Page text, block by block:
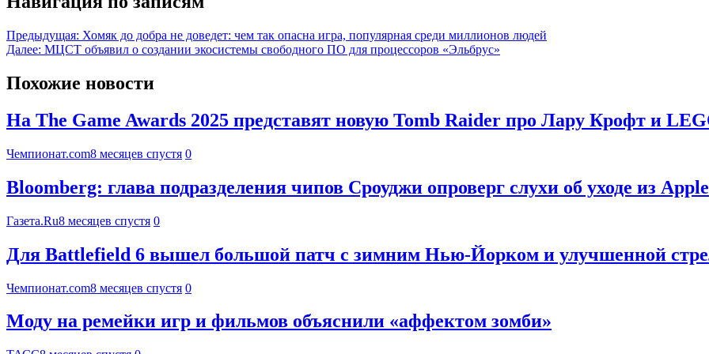
Предыдущая: Хомяк до добра не доведет: чем так опасна игра, популярная среди миллионов людей
Далее: МЦСТ объявил о создании экосистемы свободного ПО для процессоров «Эльбрус»
Похожие новости
На The Game Awards 2025 представят новую Tomb Raider про Лару Крофт и
Чемпионат.com8 месяцев спустя 0
Bloomberg: глава подразделения чипов Сроуджи опроверг слухи об уходе из Apple
Газета.Ru8 месяцев спустя 0
Для Battlefield 6 вышел большой патч с зимним Нью-Йорком и улучшенной
Чемпионат.com8 месяцев спустя 0
Моду на ремейки игр и фильмов объяснили «аффектом зомби»